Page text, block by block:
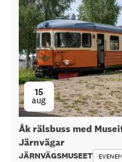
15
aug
Åk rälsbuss med
Järnvägar
JÄRNVÄGSMUSEET